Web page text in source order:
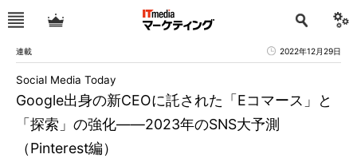
連載 2022年12月29日
Google出身の新CEOに託された「Eコマース」と
「探索」の強化――2023年のSNS大予測
（Pinterest編）
Social Media Today